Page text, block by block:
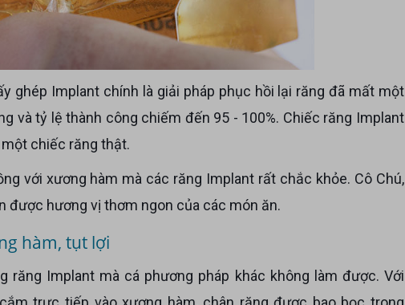
và tỷ lệ thành công chiếm đến 95 - 100%. Chiếc răng Implant
chiếc răng thật.
được hương vị thơm ngon của các món ăn.
hàm, tụt lợi